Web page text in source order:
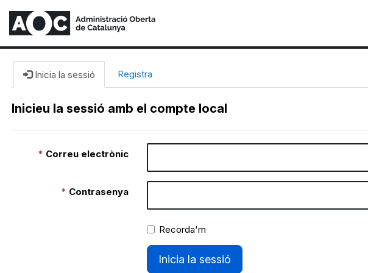
Inicia la sessió Registra
Inicieu la sessió amb el compte local
Correu electrònic
Contrasenya
Recorda'm
Inicia la sessió